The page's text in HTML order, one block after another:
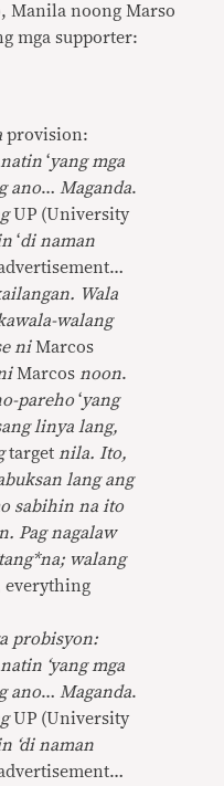
Manila noong Marso
mga supporter:
provision:
natin‘yang mga
ano… Maganda.
UP (University
‘di naman
Wala
walang
niMarcos
Marcos noon.
pareho‘yang
linya lang,
target nila. Ito,
lang ang
sabihin na ito
Pag nagalaw
walang
everything
probisyon:
‘yang mga
ano… Maganda.
UP (University
‘di naman